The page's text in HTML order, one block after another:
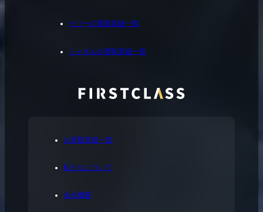
お買取実績一覧
私たちについて
会社概要
ケリーの買取実績一覧
シャネルの買取実績一覧